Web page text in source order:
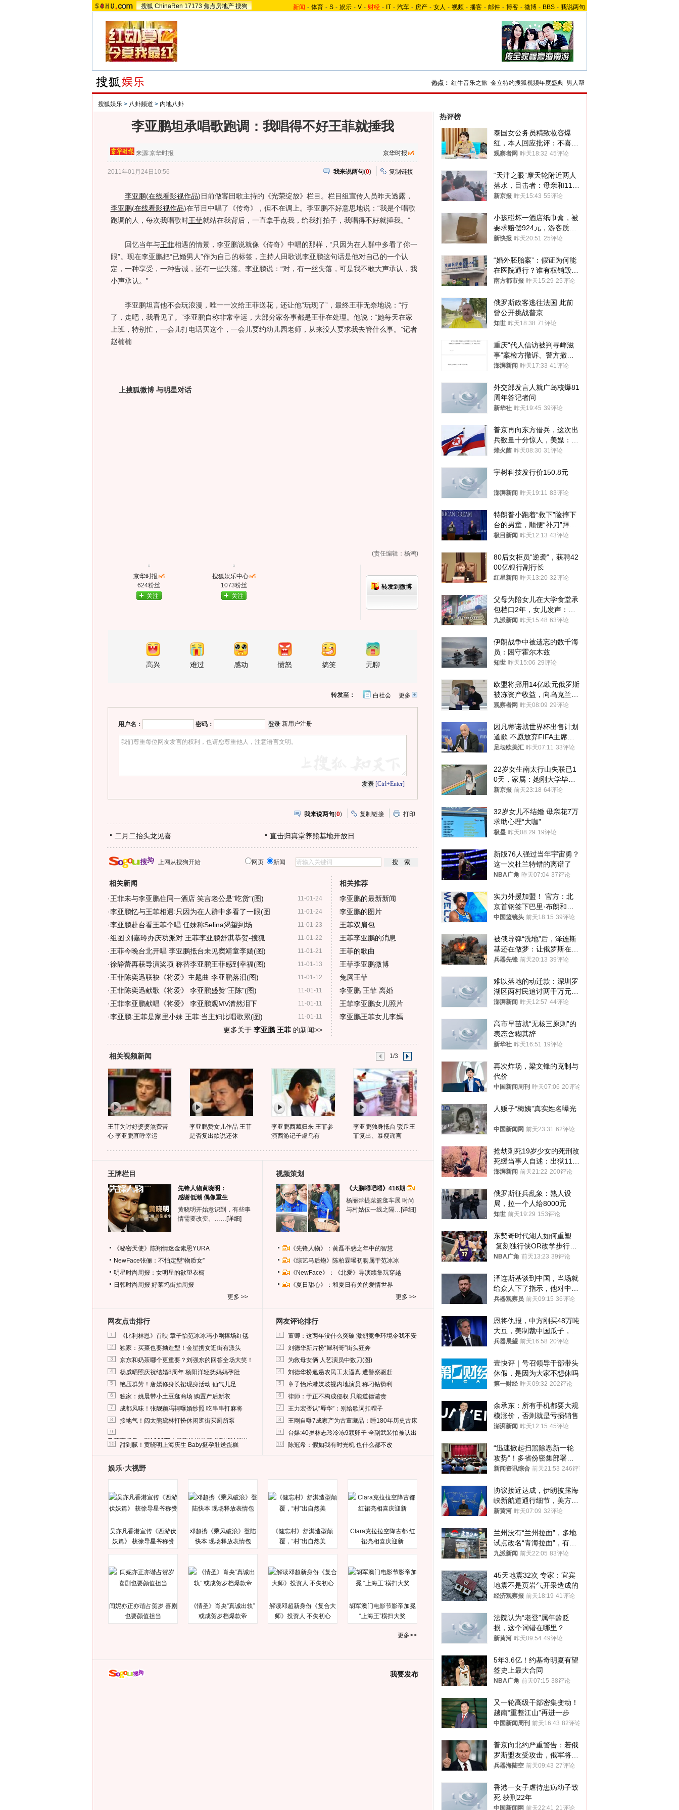
搜狐 ChinaRen 17173 焦点房地产 搜狗 新闻 - 体育 - S - 娱乐 - V - 财经 - IT - 汽车 - 房产 - 女人 - 视频 - 播客 - 邮件 - 博客 - 微博 - BBS - 我说两句
热点： 红牛音乐之旅 金立特约搜狐视频年度盛典 男人帮
搜狐娱乐 > 八卦频道 > 内地八卦
李亚鹏坦承唱歌跑调：我唱得不好王菲就捶我
来源:京华时报 京华时报
2011年01月24日10:56 我来说两句(0) 复制链接
李亚鹏(在线看影视作品)日前做客田歌主持的《光荣绽放》栏目。栏目组宣传人员昨天透露，
李亚鹏(在线看影视作品)在节目中唱了《传奇》，但不在调上。李亚鹏不好意思地说：“我是个唱歌
跑调的人，每次我唱歌时王菲就站在我背后，一直拿手点我，给我打拍子，我唱得不好就捶我。”
回忆当年与王菲相遇的情景，李亚鹏说就像《传奇》中唱的那样，“只因为在人群中多看了你一
眼”。现在李亚鹏把“已婚男人”作为自己的标签，主持人田歌说李亚鹏这句话是他对自己的一个认
定，一种享受，一种告诫，还有一些失落。李亚鹏说：“对，有一丝失落，可是我不敢大声承认，我
小声承认。”
李亚鹏坦言他不会玩浪漫，唯一一次给王菲送花，还让他“玩现了”，最终王菲无奈地说：“行
了，走吧，我看见了。”李亚鹏自称非常幸运，大部分家务事都是王菲在处理。他说：“她每天在家
上班，特别忙，一会儿打电话买这个，一会儿要约幼儿园老师，从来没人要求我去管什么事。”记者
赵楠楠
上搜狐微博 与明星对话
(责任编辑：杨鸿)
京华时报
624粉丝
关注
搜狐娱乐中心
1073粉丝
关注
转发到微博
高兴 难过 感动 愤怒 搞笑 无聊
更多开
转发至： 白社会
用户名： 密码： 新用户注册
[Ctrl+Enter]
我来说两句(0) 复制链接 打印
二月二抬头龙见喜 直击归真堂养熊基地开放日
上网从搜狗开始 网页 新闻
相关新闻
11-01-24
·王菲未与李亚鹏住同一酒店 笑言老公是"吃货"(图)
11-01-24
·李亚鹏忆与王菲相遇:只因为在人群中多看了一眼(图
11-01-23
·李亚鹏赴台看王菲个唱 任妹称Selina渴望到场
11-01-22
·组图:刘嘉玲办庆功派对 王菲李亚鹏舒淇恭贺-搜狐
11-01-21
·王菲今晚台北开唱 李亚鹏抵台未见窦靖童李嫣(图)
11-01-13
·徐静蕾再获导演奖项 称替李亚鹏王菲感到幸福(图)
11-01-12
·王菲陈奕迅联袂《将爱》主题曲 李亚鹏落泪(图)
11-01-11
·王菲陈奕迅献歌《将爱》 李亚鹏盛赞"王陈"(图)
11-01-11
·王菲李亚鹏献唱《将爱》 李亚鹏观MV潸然泪下
11-01-11
·李亚鹏:王菲是家里小妹 王菲:当主妇比唱歌累(图)
更多关于 李亚鹏 王菲的新闻>>
相关推荐
李亚鹏的最新新闻
李亚鹏的图片
王菲双肩包
王菲李亚鹏的消息
王菲的歌曲
王菲李亚鹏微博
兔唇王菲
李亚鹏 王菲 离婚
王菲李亚鹏女儿照片
李亚鹏王菲女儿李嫣
相关视频新闻 1/3
王菲为讨好婆婆煞费苦
心 李亚鹏直呼幸运
李亚鹏赞女儿作品 王菲
是否复出欲说还休
李亚鹏西藏归来 王菲参
演西游记子虚乌有
李亚鹏独身抵台 驳斥王
菲复出、暴瘦谣言
王牌栏目
先锋人物黄晓明：
感谢低潮 偶像重生
黄晓明开始意识到，有些事
情需要改变。…… [详细]
《秘密天使》陈翔情迷金素恩YURA
NewFace张俪：不怕定型“物质女”
明星时尚周报：女明星的欲望衣橱
日韩时尚周报 好莱坞街拍周报
更多 >>
视频策划
《大鹏嘚吧嘚》416期
杨丽萍提菜篮逛车展 时尚
与村姑仅一线之隔… [详细]
《先锋人物》：黄磊不惑之年中的智慧
《综艺马后炮》陈柏霖曝初吻属于范冰冰
《NewFace》：《北爱》导演续集玩穿越
《夏日甜心》：和夏日有关的爱情世界
更多 >>
网友点击排行
1 《比利林恩》首映 章子怡范冰冰冯小刚捧场红毯
2 独家：买菜也要拗造型！金星携女逛街有派头
3 京东和奶茶哪个更重要？刘强东的回答全场大笑！
4 杨威晒照庆祝结婚8周年 杨阳洋轻抚妈妈孕肚
5 艳压群芳！唐嫣修身长裙现身活动 仙气儿足
6 独家：姚晨带小土豆逛商场 购置产后新衣
7 成都风味！张靓颖冯轲曝婚纱照 吃串串打麻将
8 接地气！阔太熊黛林打扮休闲逛街买厕所泵
9
马蓉离婚后，砸1000万人民币给媒体要求删掉这照片
10 甜到腻！黄晓明上海庆生 Baby挺孕肚送蛋糕
网友评论排行
1 董卿：这两年没什么突破 激烈竞争环境令我不安
2 刘德华新片扮“犀利哥”街头狂奔
3 为救母女俩 人艺演员中数刀(图)
4 刘德华扮邋遢农民工太逼真 遭警察驱赶
5 章子怡斥港媒歧视内地演员 称刁钻势利
6 律师：于正不构成侵权 只能道德谴责
7 王力宏否认“辱华”：别给歌词扣帽子
8 王刚自曝7成家产为古董藏品：睡180年历史古床
9 台媒:40岁林志玲冷冻9颗卵子 全副武装怕被认出
10 陈冠希：假如我有时光机 也什么都不改
娱乐·大视野
吴亦凡香港宣传《西游伏
妖篇》 获徐导星爷称赞
邓超携《乘风破浪》登陆
快本 现场释放表情包
《健忘村》舒淇造型颠
覆，“村”出自然美
Clara克拉拉空降古都 红
裙亮相喜庆迎新
闫妮亦正亦谐占贺岁 喜剧
也要颜值担当
《情圣》肖央“真诚出轨”
或成贺岁档爆款帝
解读邓超新身份《复合大
师》投资人 不失初心
胡军澳门电影节影帝加冕
“上海王”横扫大奖
更多>>
我要发布
热评榜
泰国女公务员精致妆容爆
红，本人回应批评：不喜欢
就别看
观察者网 昨天18:32 45评论
“天津之眼”摩天轮附近两人
落水，目击者：母亲和11岁
儿子先后被打捞上岸
新京报 昨天15:43 55评论
小孩碰坏一酒店纸巾盒，被
要求赔偿924元，游客质疑
酒店房客物品超高标价，市
新快报 昨天20:51 25评论
“婚外胚胎案”：假证为何能
在医院通行？谁有权销毁胚
胎？
南方都市报 昨天15:29 25评论
俄罗斯政客逃往法国 此前
曾公开挑战普京
知世 昨天18:38 71评论
重庆“代人信访被判寻衅滋
事”案检方撤诉、警方撤
案，两被告人获国赔
澎湃新闻 昨天17:33 41评论
外交部发言人就广岛核爆81
周年答记者问
新华社 昨天19:45 39评论
普京再向东方借兵，这次出
兵数量十分惊人，美媒：俄
朝要动真格？
烽火菌 昨天08:30 31评论
宇树科技发行价150.8元
澎湃新闻 昨天19:11 83评论
特朗普小跑着“救下”险摔下
台的男童，顺便“补刀”拜
登：“我可不想他像拜登一
极目新闻 昨天12:13 43评论
80后女柜员“逆袭”，获聘42
00亿银行副行长
红星新闻 昨天13:20 32评论
父母为陪女儿在大学食堂承
包档口2年，女儿发声：初
衷是为了陪伴，毕业后将不
九派新闻 昨天15:48 63评论
伊朗战争中被遗忘的数千海
员：困守霍尔木兹
知世 昨天15:06 29评论
欧盟将挪用14亿欧元俄罗斯
被冻资产收益，向乌克兰提
供援助
观察者网 昨天08:09 29评论
因凡蒂诺就世界杯出售计划
道歉 不愿放弃FIFA主席职
位
足坛欧美汇 昨天07:11 33评论
22岁女生南太行山失联已1
0天，家属：她刚大学毕业
想到山里旅行
新京报 前天23:18 64评论
32岁女儿不结婚 母亲花7万
求助心理“大咖”
极昼 昨天08:29 19评论
新版76人强过当年宇宙勇？
这一次杜兰特错的离谱了
NBA广角 昨天07:04 37评论
实力外援加盟！ 官方：北
京首钢签下巴里·布朗和桑
普森
中国篮镜头 前天18:15 39评论
被俄导弹“洗地”后，泽连斯
基还在做梦：让俄罗斯在冬
季前求和？
兵器先锋 前天20:13 39评论
难以落地的动迁款：深圳罗
湖区两村民追讨两千万元动
迁款八年未果
澎湃新闻 昨天12:57 44评论
高市早苗就“无核三原则”的
表态含糊其辞
新华社 昨天16:51 19评论
再次炸场，梁文锋的克制与
代价
中国新闻周刊 昨天07:06 20评论
人贩子“梅姨”真实姓名曝光
中国新闻网 前天23:31 62评论
抢劫刺死19岁少女的死刑改
死缓当事人自述：出狱11年
间始终刻意躲避被害人家属
澎湃新闻 前天21:22 200评论
俄罗斯征兵乱象：熟人设
局，拉一个人给8000元
知世 前天19:29 153评论
东契奇时代湖人如何重塑
复刻独行侠OR改学步行
者？
NBA广角 前天13:23 39评论
泽连斯基谈到中国，当场就
给众人下了指示，他对中国
和中乌关系，显然又有了新
兵器观察员 前天09:15 36评论
恩将仇报，中方刚买48万吨
大豆，美制裁中国瓜子，布
林肯措辞变了
兵器展望 前天16:58 20评论
壹快评｜号召领导干部带头
休假，是因为大家不想休吗
第一财经 昨天09:32 202评论
余承东：所有手机都要大规
模涨价，否则就是亏损销售
澎湃新闻 昨天12:15 45评论
“迅速掀起扫黑除恶新一轮
攻势”！多省份密集部署，
公布举报方式
新闻资讯综合 前天21:53 246评论
协议接近达成，伊朗披露海
峡新航道通行细节，美方再
提“倒计时”
新黄河 昨天07:09 32评论
兰州没有“兰州拉面”，多地
试点改名“青海拉面”，有商
家改名已两年
九派新闻 前天22:05 83评论
45天地震32次 专家：宜宾
地震不是页岩气开采造成的
经济观察报 前天18:19 41评论
法院认为“老登”属年龄贬
损，这个词错在哪里？
新黄河 昨天09:54 49评论
5年3.6亿！约基奇明夏有望
签史上最大合同
NBA广角 前天07:15 38评论
又一轮高级干部密集变动！
越南“重整江山”再进一步
中国新闻周刊 前天16:43 82评论
普京向北约严重警告：若俄
罗斯盟友受攻击，俄军将动
用核武器保护
兵器海陆空 前天09:43 27评论
香港一女子虐待患病幼子致
死 获刑22年
中国新闻网 前天22:41 21评论